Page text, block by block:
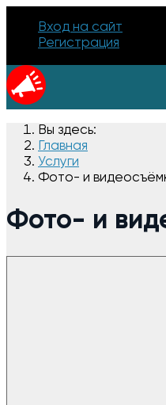
Вход на сайт
Регистрация
Вы здесь:
Главная
Услуги
Фото- и
Фото- и